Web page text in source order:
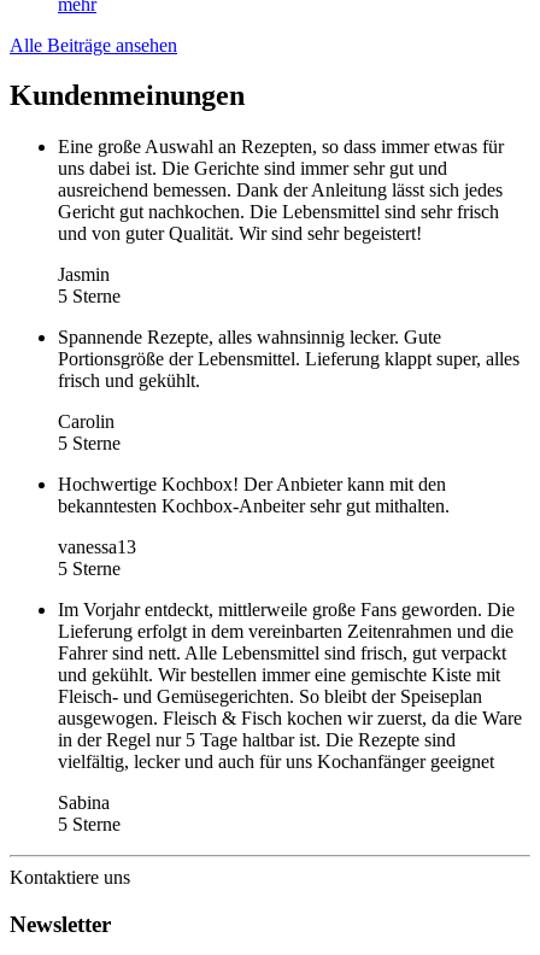
Alle Beiträge ansehen
Kundenmeinungen
Eine große Auswahl an Rezepten, so dass immer etwas für
uns dabei ist. Die Gerichte sind immer sehr gut und
ausreichend bemessen. Dank der Anleitung lässt sich jedes
Gericht gut nachkochen. Die Lebensmittel sind sehr frisch
und von guter Qualität. Wir sind sehr begeistert!
Jasmin
5 Sterne
Spannende Rezepte, alles wahnsinnig lecker. Gute
Portionsgröße der Lebensmittel. Lieferung klappt super, alles
frisch und gekühlt.
Carolin
5 Sterne
Hochwertige Kochbox! Der Anbieter kann mit den
bekanntesten Kochbox-Anbeiter sehr gut mithalten.
vanessa13
5 Sterne
Im Vorjahr entdeckt, mittlerweile große Fans geworden. Die
Lieferung erfolgt in dem vereinbarten Zeitenrahmen und die
Fahrer sind nett. Alle Lebensmittel sind frisch, gut verpackt
und gekühlt. Wir bestellen immer eine gemischte Kiste mit
Fleisch- und Gemüsegerichten. So bleibt der Speiseplan
ausgewogen. Fleisch & Fisch kochen wir zuerst, da die Ware
in der Regel nur 5 Tage haltbar ist. Die Rezepte sind
vielfältig, lecker und auch für uns Kochanfänger geeignet
Sabina
5 Sterne
Kontaktiere uns
Newsletter